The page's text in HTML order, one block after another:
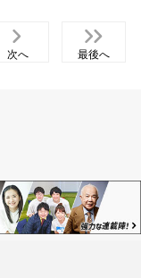
次へ 最後へ